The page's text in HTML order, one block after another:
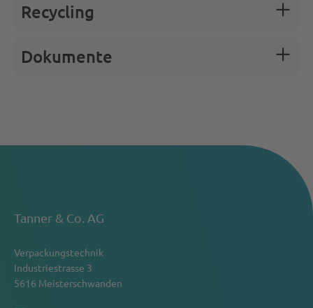
Recycling
Dokumente
Tanner & Co. AG
Verpackungstechnik
Industriestrasse 3
5616 Meisterschwanden